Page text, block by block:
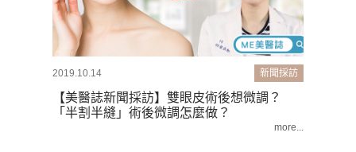
新聞採訪
2019.10.14
【美醫誌新聞採訪】雙眼皮術後想微調？
「半割半縫」術後微調怎麼做？
more...